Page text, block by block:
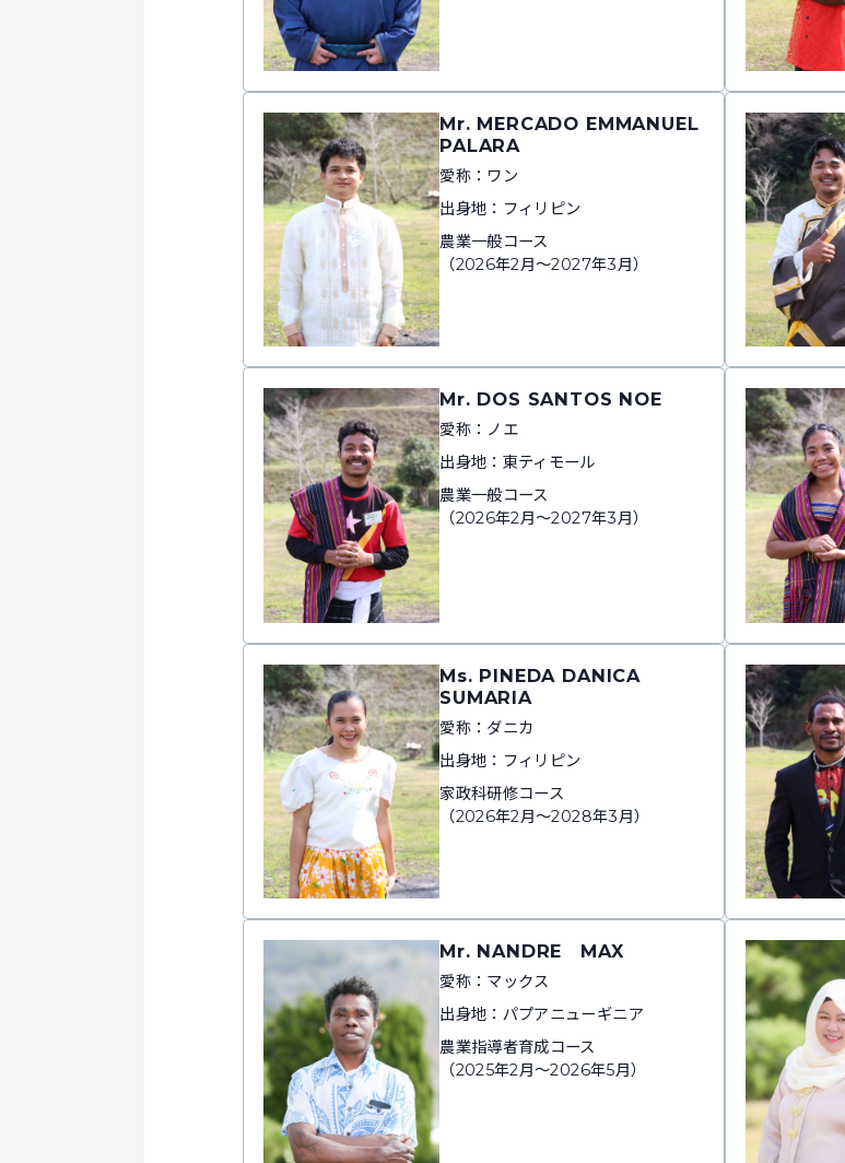
Mr. MERCADO EMMANUEL
PALARA
愛称：ワン
出身地：フィリピン
農業一般コース
（2026年2月～2027年3月）
Mr. DOS SANTOS NOE
愛称：ノエ
出身地：東ティモール
農業一般コース
（2026年2月～2027年3月）
Ms. PINEDA DANICA
SUMARIA
愛称：ダニカ
出身地：フィリピン
家政科研修コース
（2026年2月～2028年3月）
Mr. NANDRE MAX
愛称：マックス
出身地：パプアニューギニア
農業指導者育成コース
（2025年2月～2026年5月）